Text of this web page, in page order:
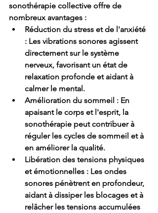
sonothérapie collective offre de
nombreux avantages :
Réduction du stress et de l'anxiété
: Les vibrations sonores agissent
directement sur le système
nerveux, favorisant un état de
relaxation profonde et aidant à
calmer le mental.
Amélioration du sommeil : En
apaisant le corps et l'esprit, la
sonothérapie peut contribuer à
réguler les cycles de sommeil et à
en améliorer la qualité.
Libération des tensions physiques
et émotionnelles : Les ondes
sonores pénètrent en profondeur,
aidant à dissiper les blocages et à
relâcher les tensions accumulées